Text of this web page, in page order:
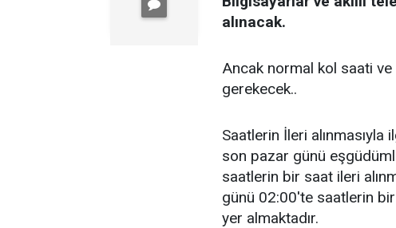
alınacak.
Ancak normal kol saati ve
gerekecek..
Saatlerin İleri alınmasıyla
son pazar günü
saatlerin bir saat ileri
günü 02:00'te saatlerin
yer almaktadır.